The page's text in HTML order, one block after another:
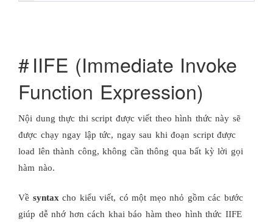
IIFE (Immediate Invoke
Function Expression)
Nội dung thực thi script được viết theo hình thức này sẽ
được chạy ngay lập tức, ngay sau khi đoạn script được
load lên thành công, không cần thông qua bất kỳ lời gọi
hàm nào.
Về syntaxcho kiểu viết, có một mẹo nhỏ gồm các bước
giúp dễ nhớ hơn cách khai báo hàm theo hình thức IIFE